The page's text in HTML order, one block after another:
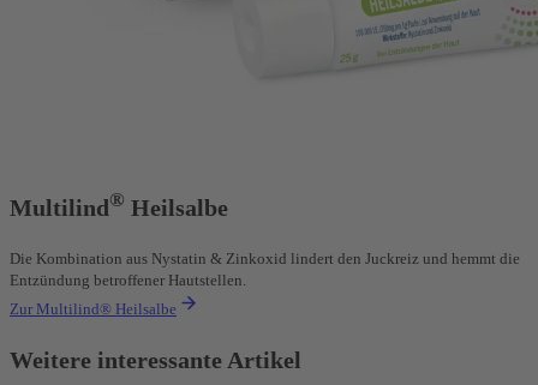
Multilind® Heilsalbe
Die Kombination aus Nystatin & Zinkoxid lindert den Juckreiz und hemmt die
Entzündung betroffener Hautstellen.
Zur Multilind® Heilsalbe
Weitere interessante Artikel